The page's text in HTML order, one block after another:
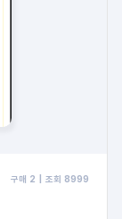
구매 2 | 조회 8999